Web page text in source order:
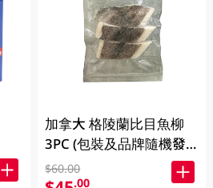
加拿大 格陵蘭比目魚柳
3PC (包裝及品牌隨機發
放)
$60.00
.00